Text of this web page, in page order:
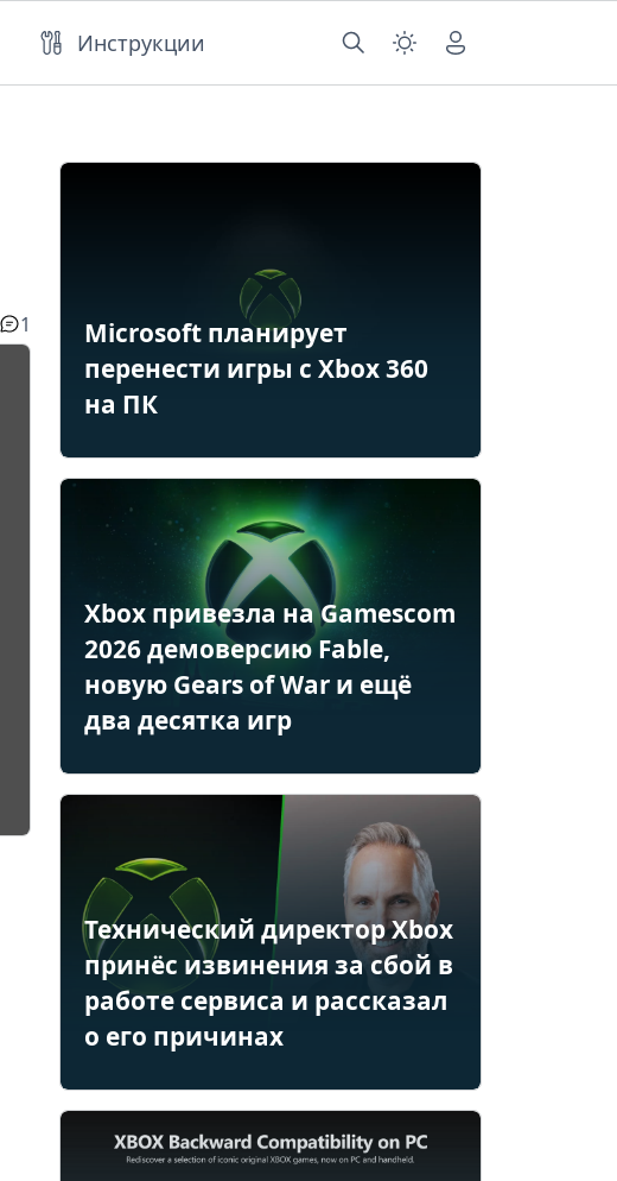
Инструкции
1
Microsoft планирует
перенести игры с Xbox 360
на ПК
Xbox привезла на Gamescom
2026 демоверсию Fable,
новую Gears of War и ещё
два десятка игр
Технический директор Xbox
принёс извинения за сбой в
работе сервиса и рассказал
о его причинах